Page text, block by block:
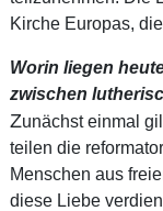
Kirche Europas,
Worin liegen
zwischen
Zunächst einmal
teilen die
Menschen aus
diese Liebe